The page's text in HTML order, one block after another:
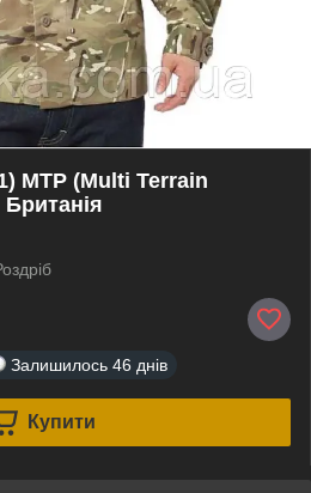
MTP (Multi Terrain
Залишилось 46 днів
Купити